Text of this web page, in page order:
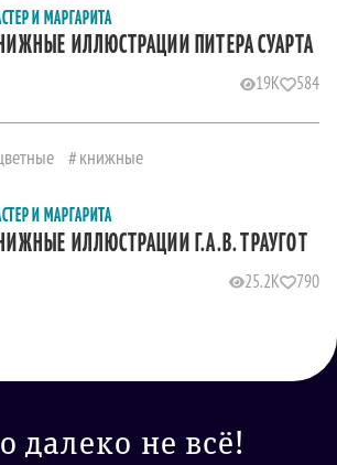
И МАРГАРИТА
ИЛЛЮСТРАЦИИ ПИТЕРА СУАРТА
19K 584
книжные
И МАРГАРИТА
ИЛЛЮСТРАЦИИ Г.А.В. ТРАУГОТ
25.2K 790
далеко не всё!